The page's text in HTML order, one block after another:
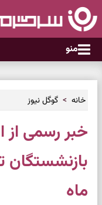
منو
خانه گوگل نیوز
خبر رسمی از
بازنشستگان
ماه